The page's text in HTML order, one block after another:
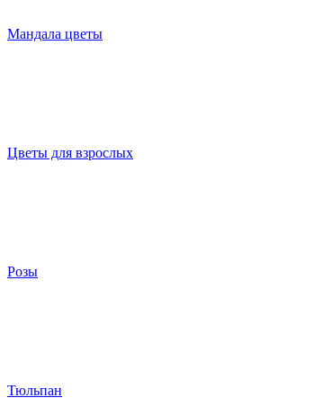
Мандала цветы
Цветы для взрослых
Розы
Тюльпан